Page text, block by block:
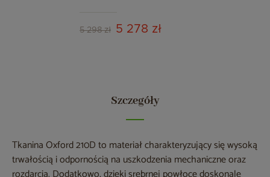
5 298 zł 5 278 zł
Szczegóły
Tkanina Oxford 210D to materiał charakteryzujący się wysoką
trwałością i odpornością na uszkodzenia mechaniczne oraz